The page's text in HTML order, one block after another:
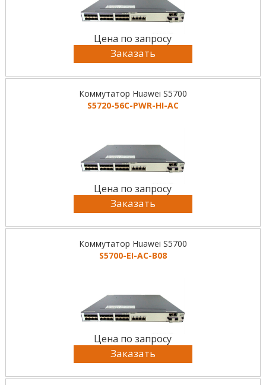
Цена по запросу
Заказать
Коммутатор Huawei S5700
S5720-56C-PWR-HI-AC
Цена по запросу
Заказать
Коммутатор Huawei S5700
S5700-EI-AC-B08
Цена по запросу
Заказать